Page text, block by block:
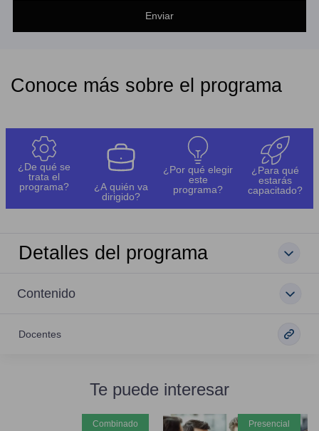
Conoce más sobre el programa
¿De qué se
trata el
programa?
¿A quién va
dirigido?
¿Por qué elegir
este
programa?
¿Para qué
estarás
capacitado?
Detalles del programa
Contenido
Docentes
Te puede interesar
combinado presencial